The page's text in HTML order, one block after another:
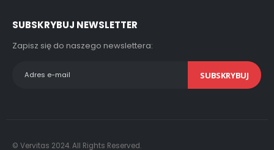
SUBSKRYBUJ NEWSLETTER
Zapisz się do naszego newslettera:
SUBSKRYBUJ
© Vervitas 2024. All Rights Reserved.